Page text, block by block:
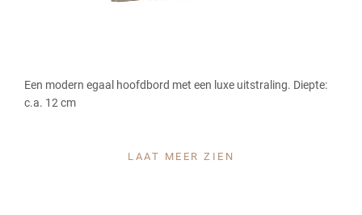
Een modern egaal hoofdbord met een luxe uitstraling. Diepte:
c.a. 12 cm
LAAT MEER ZIEN